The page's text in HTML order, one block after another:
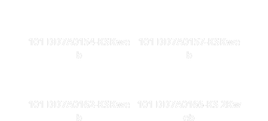
101 DD7A0154-KSKwe
b
101 DD7A0157-KSKwe
b
101 DD7A0162-KSKwe
b
101 DD7A0166-KS 2Kw
eb